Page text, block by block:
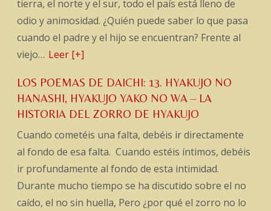
tierra, el norte y el sur, todo el país está lleno de
odio y animosidad. ¿Quién puede saber lo que pasa
cuando el padre y el hijo se encuentran? Frente al
viejo… Leer [+]
LOS POEMAS DE DAICHI: 13. HYAKUJO NO
HANASHI, HYAKUJO YAKO NO WA – LA
HISTORIA DEL ZORRO DE HYAKUJO
Cuando cometéis una falta, debéis ir directamente
al fondo de esa falta. Cuando estéis íntimos, debéis
ir profundamente al fondo de esta intimidad.
Durante mucho tiempo se ha discutido sobre el no
caído, el no sin huella, Pero ¿por qué el zorro no lo